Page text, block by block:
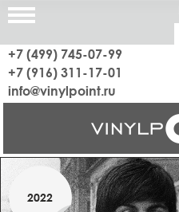
+7 (499) 745-07-99
+7 (916) 311-17-01
info@vinylpoint.ru
МАРТ
2019
2022